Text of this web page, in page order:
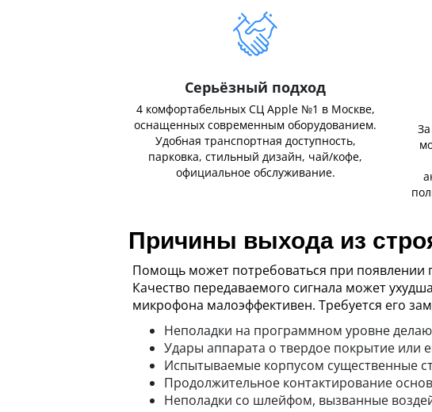
Серьёзный подход
4 комфортабельных СЦ Apple №1 в Москве,
оснащенных современным оборудованием.
Удобная транспортная доступность,
парковка, стильный дизайн, чай/кофе,
официальное обслуживание.
Причины выхода из
Помощь может потребоваться при появлении
Качество передаваемого сигнала может
микрофона малоэффективен. Требуется его
Неполадки на программном уровне
Удары аппарата о твердое покрытие или
Испытываемые корпусом существенные
Продолжительное контактирование
Неполадки со шлейфом, вызванные